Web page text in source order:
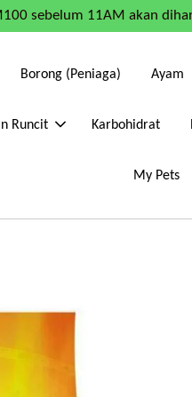
sebelum 11AM akan
Borong (Peniaga) Ayam
Runcit Karbohidrat
My Pets